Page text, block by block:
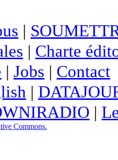
|
| Charte
| Jobs | Contact
|
|
Commons.